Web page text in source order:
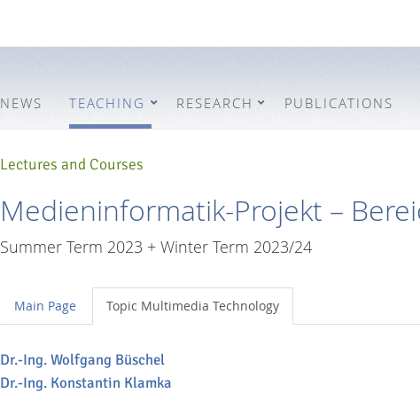
NEWS TEACHING RESEARCH PUBLICATIONS
Lectures and Courses
Medieninformatik-Projekt –
Summer Term 2023 + Winter Term 2023/24
Main Page Topic Multimedia Technology
Dr.-Ing. Wolfgang Büschel
Dr.-Ing. Konstantin Klamka